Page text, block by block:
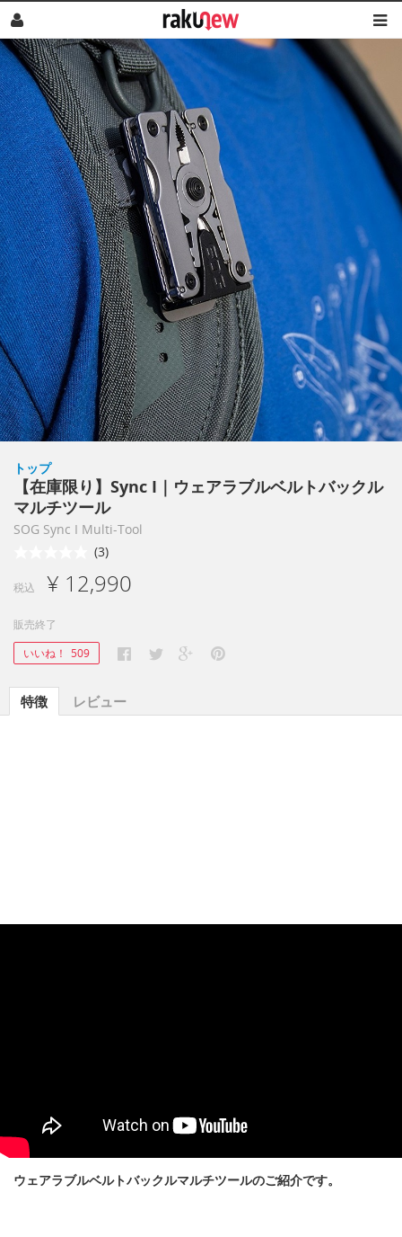
トップ
【在庫限り】Sync I｜ウェアラブルベルトバックル
マルチツール
SOG Sync I Multi-Tool
(3)
税込 ¥ 12,990
販売終了
いいね！ 509
特徴 レビュー
ウェアラブルベルトバックルマルチツールのご紹介です。